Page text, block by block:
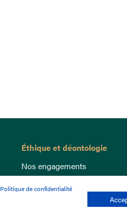
Éthique et déontologie
Nos engagements
Lutte anti-dopage
Bien être equin
Index Egalité Femmes-
Politique de confidentialité